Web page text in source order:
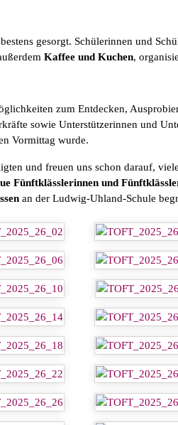
gesorgt. Schülerinnen und
Kaffee und Kuchen,
zum Entdecken,
sowie Unterstützerinnen und
Vormittag wurde.
und freuen uns schon darauf,
Fünftklässlerinnen und
an der Ludwig-Uhland-Schule